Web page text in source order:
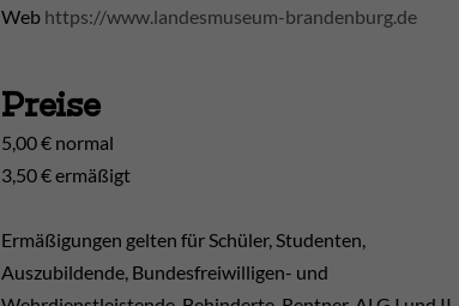
Web https://www.landesmuseum-brandenburg.de
Preise
5,00 € normal
3,50 € ermäßigt
Ermäßigungen gelten für Schüler, Studenten,
Auszubildende, Bundesfreiwilligen- und